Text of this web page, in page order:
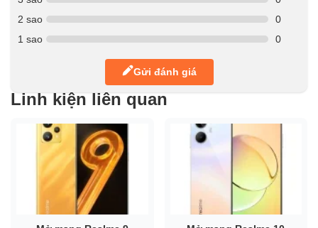
2 sao
0
1 sao
0
Gửi đánh giá
Linh kiện liên quan